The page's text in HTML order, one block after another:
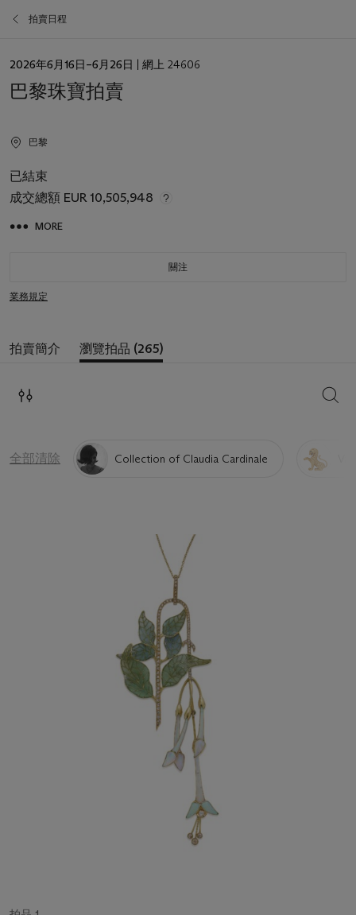
拍賣日程
日
2026年6月16日–6月26日 | 網上 24606
巴黎珠寶拍賣
巴黎
已結束
成交總額 EUR 10,505,948
MORE
關注
業務規定
拍賣簡介 瀏覽拍品 (265)
搜索
全部清除 Collection of Claudia Cardinale